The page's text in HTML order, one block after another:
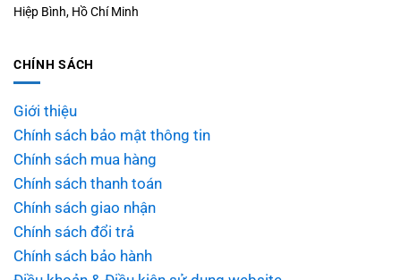
Hiệp Bình, Hồ Chí Minh
CHÍNH SÁCH
Giới thiệu
Chính sách bảo mật thông tin
Chính sách mua hàng
Chính sách thanh toán
Chính sách giao nhận
Chính sách đổi trả
Chính sách bảo hành